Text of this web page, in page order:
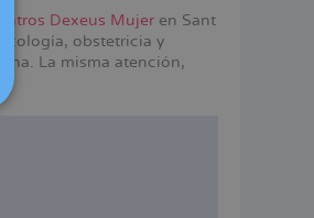
Dexeus Mujeren Sant
obstetricia y
La misma atención,